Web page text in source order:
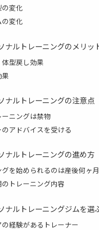
変化
変化
ナルトレーニングのメリッ
型戻し効果
ナルトレーニングの注意点
ニングは禁物
のアドバイスを受ける
ナルトレーニングの進め方
グを始められるのは産後何ヶ
トレーニング内容
ナルトレーニングジムを選
の経験があるトレーナー